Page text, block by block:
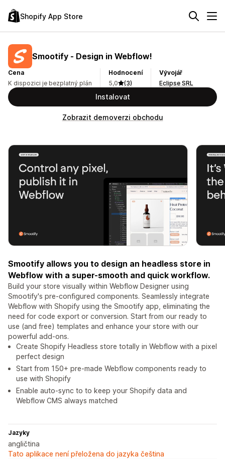
Shopify App Store
Smootify ‑ Design in Webflow!
Cena
K dispozici je bezplatný plán
Hodnocení
5,0
(3)
Vývojář
Eclipse SRL
Instalovat
Zobrazit demoverzi obchodu
Smootify allows you to design an headless store in
Webflow with a super-smooth and quick workflow.
Build your store visually within Webflow Designer using
Smootify's pre-configured components. Seamlessly integrate
Webflow with Shopify using the Smootify app, eliminating the
need for code export or conversion. Start from our ready to
use (and free) templates and enhance your store with our
powerful add-ons.
Create Shopify Headless store totally in Webflow with a pixel
perfect design
Start from 150+ pre-made Webflow components ready to
use with Shopify
Enable auto-sync to to keep your Shopify data and
Webflow CMS always matched
Jazyky
angličtina
Tato aplikace není přeložena do jazyka čeština